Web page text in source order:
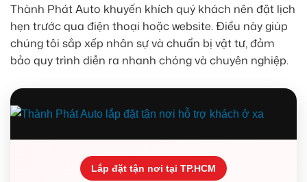
Thành Phát Auto khuyến khích quý khách nên đặt lịch
hẹn trước qua điện thoại hoặc website. Điều này giúp
chúng tôi sắp xếp nhân sự và chuẩn bị vật tư, đảm
bảo quy trình diễn ra nhanh chóng và chuyên nghiệp.
Lắp đặt tận nơi tại TP.HCM